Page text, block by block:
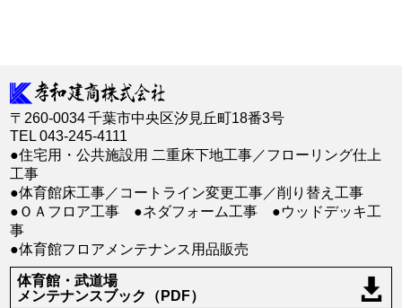
〒260-0034千葉市中央区汐見丘町18番3号
TEL 043-245-4111
●住宅用・公共施設用 二重床下地工事／フローリング仕上
工事
●体育館床工事／コートライン変更工事／削り替え工事
●ＯＡフロア工事 ●ネダフォーム工事 ●ウッドデッキ工
事
●体育館フロアメンテナンス用品販売
体育館・武道場
メンテナンスブック（PDF）